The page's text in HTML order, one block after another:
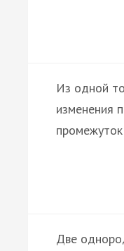
Из одной
изменения
Две